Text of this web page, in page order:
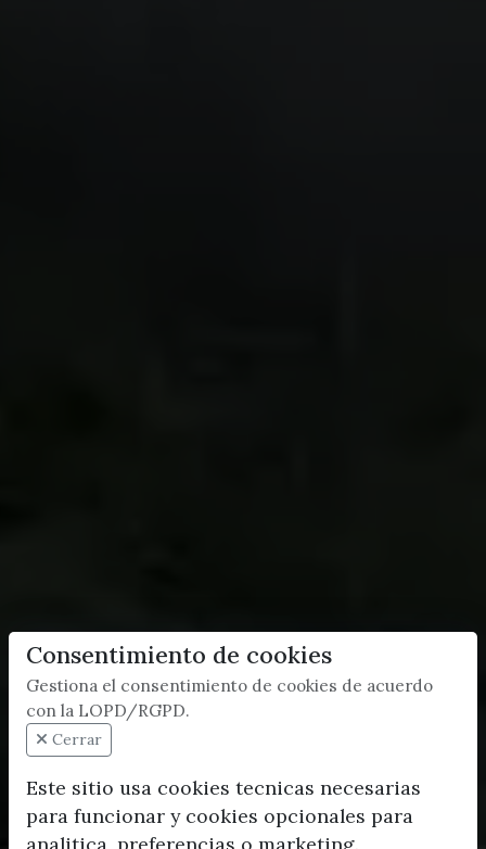
Consentimiento de cookies
Gestiona el consentimiento de cookies de acuerdo
con la LOPD/RGPD.
Cerrar
Este sitio usa cookies tecnicas necesarias
para funcionar y cookies opcionales para